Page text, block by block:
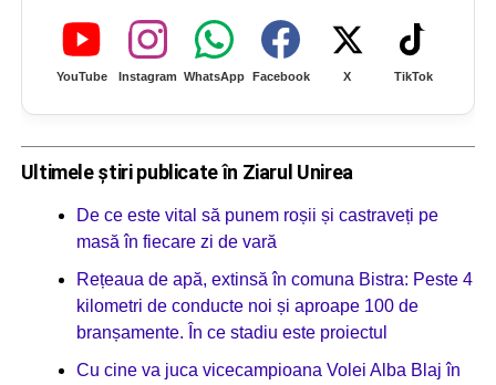
YouTube Instagram WhatsApp Facebook X TikTok
Ultimele știri publicate în Ziarul Unirea
De ce este vital să punem roșii și castraveți pe
masă în fiecare zi de vară
Rețeaua de apă, extinsă în comuna Bistra: Peste 4
kilometri de conducte noi și aproape 100 de
branșamente. În ce stadiu este proiectul
Cu cine va juca vicecampioana Volei Alba Blaj în